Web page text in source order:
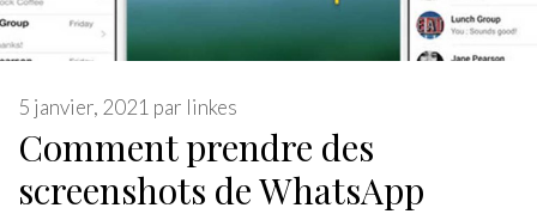
Comment prendre des
screenshots de WhatsApp
5 janvier, 2021 par linkes